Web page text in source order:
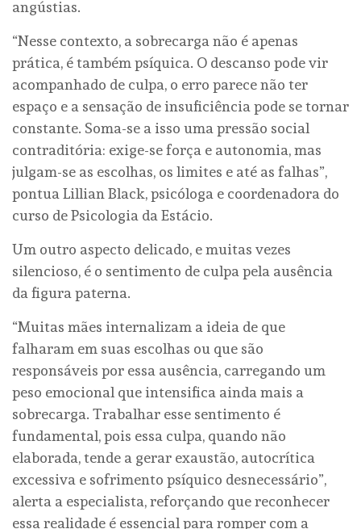
angústias.
“Nesse contexto, a sobrecarga não é apenas
prática, é também psíquica. O descanso pode vir
acompanhado de culpa, o erro parece não ter
espaço e a sensação de insuficiência pode se tornar
constante. Soma-se a isso uma pressão social
contraditória: exige-se força e autonomia, mas
julgam-se as escolhas, os limites e até as falhas”,
pontua Lillian Black, psicóloga e coordenadora do
curso de Psicologia da Estácio.
Um outro aspecto delicado, e muitas vezes
silencioso, é o sentimento de culpa pela ausência
da figura paterna.
“Muitas mães internalizam a ideia de que
falharam em suas escolhas ou que são
responsáveis por essa ausência, carregando um
peso emocional que intensifica ainda mais a
sobrecarga. Trabalhar esse sentimento é
fundamental, pois essa culpa, quando não
elaborada, tende a gerar exaustão, autocrítica
excessiva e sofrimento psíquico desnecessário”,
alerta a especialista, reforçando que reconhecer
essa realidade é essencial para romper com a